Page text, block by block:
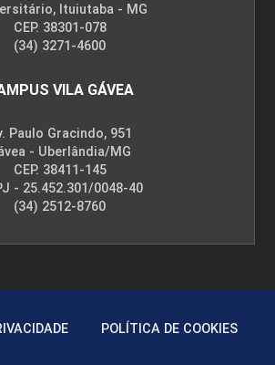
Ituiutaba - MG
CEP. 38301-078
(34) 3271-4600
VILA GÁVEA
Paulo Gracindo, 951
- Uberlândia/MG
CEP. 38411-145
- 25.452.301/0048-40
(34) 2512-8760
POLÍTICA DE COOKIES